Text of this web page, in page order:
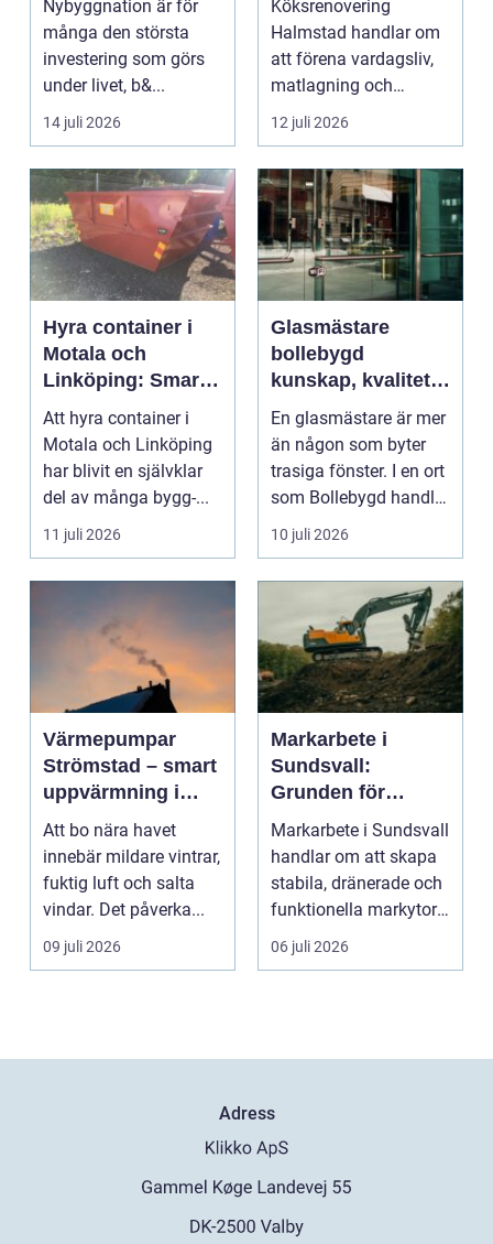
Nybyggnation är för
många den största
investering som görs
under livet, b&...
14 juli 2026
trivsamt kök
Köksrenovering
Halmstad handlar om
att förena vardagsliv,
matlagning och
umgänge i et...
12 juli 2026
Hyra container i
Motala och
Linköping: Smart
avfallshantering
för projekt i alla
storlekar
Att hyra container i
Motala och Linköping
har blivit en självklar
del av många bygg-...
11 juli 2026
Glasmästare
bollebygd
kunskap, kvalitet
och smarta
glaslösningar
En glasmästare är mer
än någon som byter
trasiga fönster. I en ort
som Bollebygd handlar
yrket lika ...
10 juli 2026
Värmepumpar
Strömstad – smart
uppvärmning i
kustklimat
Att bo nära havet
innebär mildare vintrar,
fuktig luft och salta
vindar. Det påverka...
09 juli 2026
Markarbete i
Sundsvall:
Grunden för
hållbara hus,
vägar och tomter
Markarbete i Sundsvall
handlar om att skapa
stabila, dränerade och
funktionella markytor
som kl...
06 juli 2026
Adress